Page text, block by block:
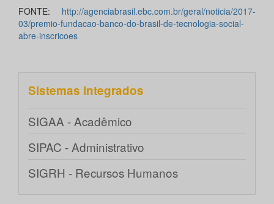
FONTE: http://agenciabrasil.ebc.com.br/geral/noticia/2017-
03/premio-fundacao-banco-do-brasil-de-tecnologia-social-
abre-inscricoes
Sistemas integrados
SIGAA - Acadêmico
SIPAC - Administrativo
SIGRH - Recursos Humanos